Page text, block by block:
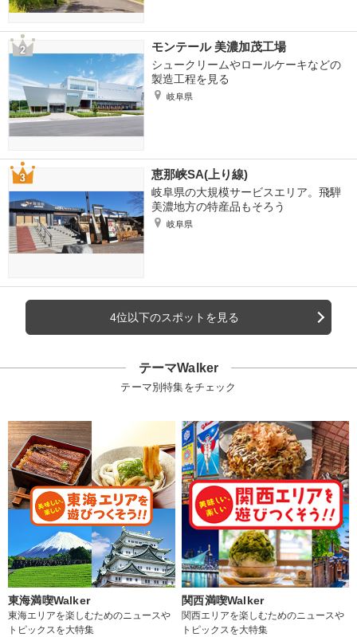
モンテール 美濃加茂工場
シュークリームやロールケーキなどの
製造工程を見る
岐阜県
恵那峡SA(上り線)
岐阜県の大規模サービスエリア。飛騨
美濃地方の特産品もそろう
岐阜県
4位以下のスポットを見る
テーマWalker
テーマ別特集をチェック
東海満喫Walker
東海エリアを楽しむためのニュースや
トピックスを大特集
関西満喫Walker
関西エリアを楽しむためのニュースや
トピックスを大特集